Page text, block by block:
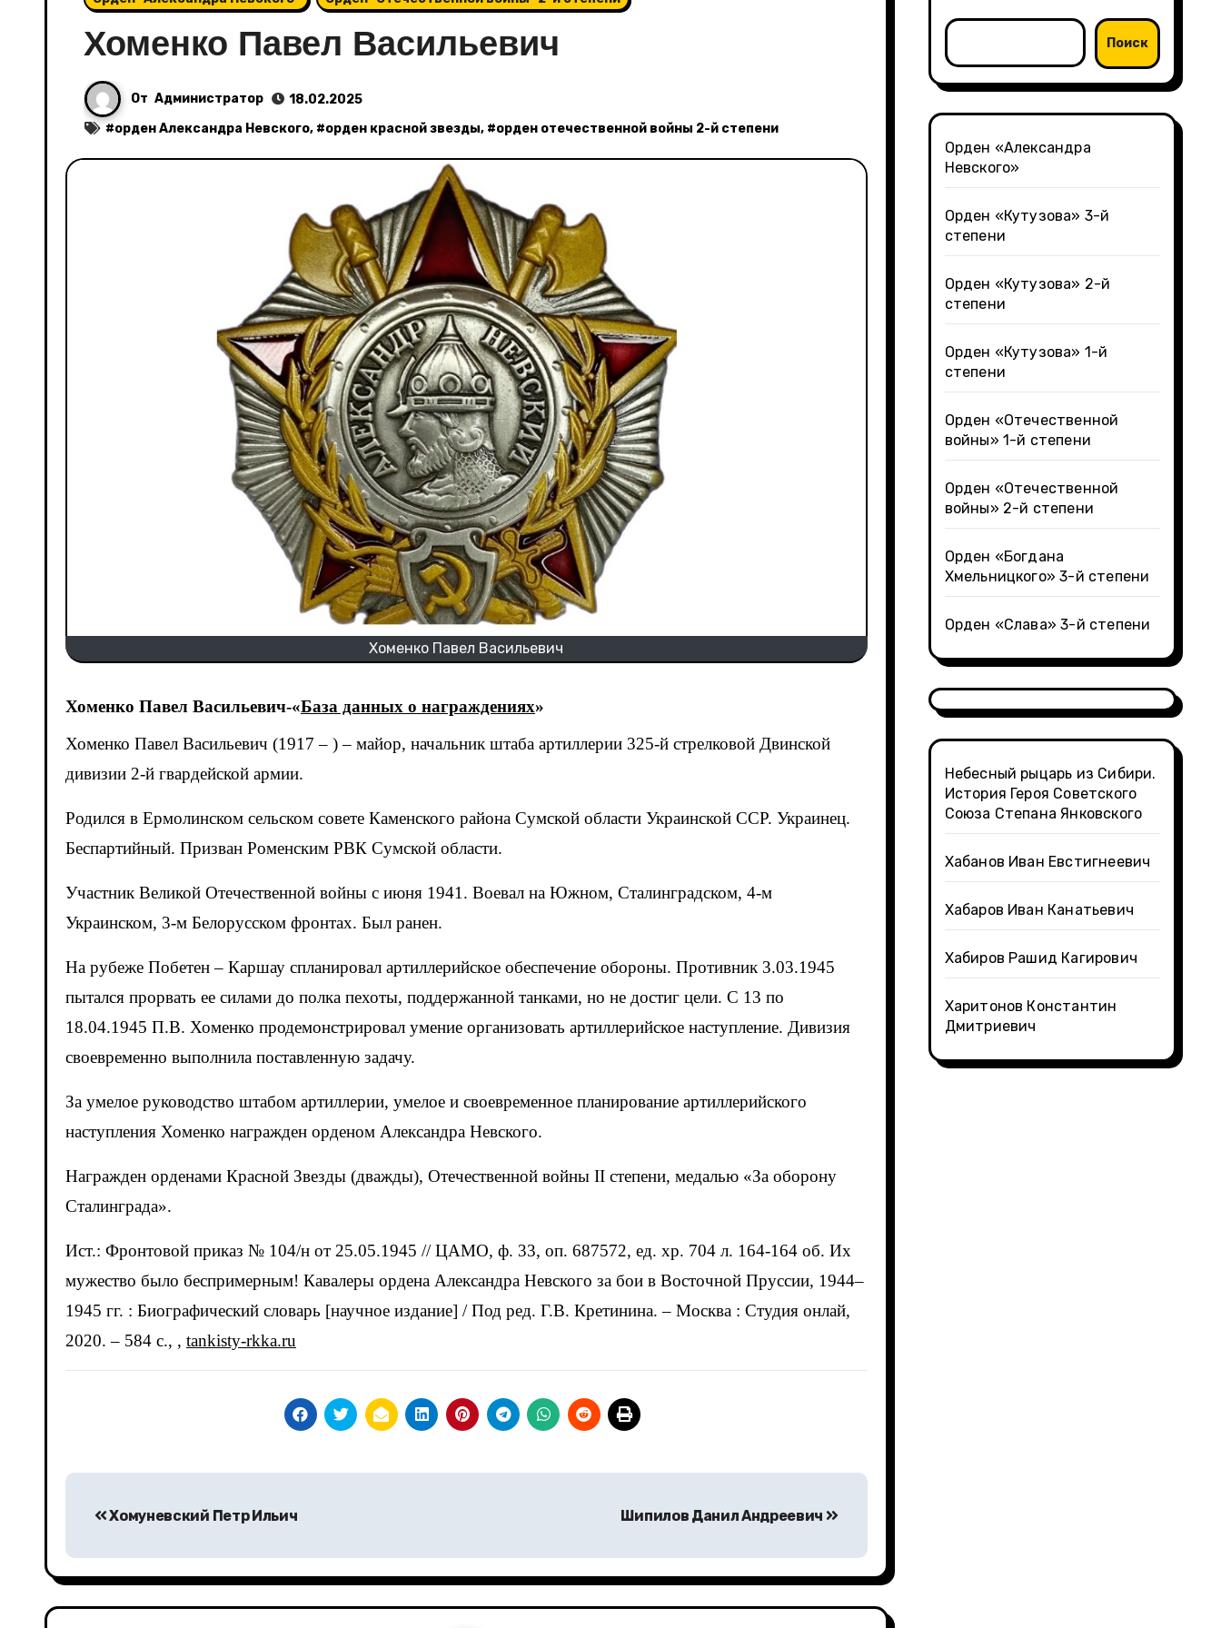
Хоменко Павел Васильевич
От Администратор
18.02.2025
#орден Александра Невского, #орден красной звезды, #орден отечественной войны 2-й степени
Хоменко Павел Васильевич
Хоменко Павел Васильевич-«База данных о награждениях»
Хоменко Павел Васильевич (1917 – ) – майор, начальник штаба артиллерии 325-й стрелковой Двинской
дивизии 2-й гвардейской армии.
Родился в Ермолинском сельском совете Каменского района Сумской области Украинской ССР. Украинец.
Беспартийный. Призван Роменским РВК Сумской области.
Участник Великой Отечественной войны с июня 1941. Воевал на Южном, Сталинградском, 4-м
Украинском, 3-м Белорусском фронтах. Был ранен.
На рубеже Побетен – Каршау спланировал артиллерийское обеспечение обороны. Противник 3.03.1945
пытался прорвать ее силами до полка пехоты, поддержанной танками, но не достиг цели. С 13 по
18.04.1945 П.В. Хоменко продемонстрировал умение организовать артиллерийское наступление. Дивизия
своевременно выполнила поставленную задачу.
За умелое руководство штабом артиллерии, умелое и своевременное планирование артиллерийского
наступления Хоменко награжден орденом Александра Невского.
Награжден орденами Красной Звезды (дважды), Отечественной войны II степени, медалью «За оборону
Сталинграда».
Ист.: Фронтовой приказ № 104/н от 25.05.1945 // ЦАМО, ф. 33, оп. 687572, ед. хр. 704 л. 164-164 об. Их
мужество было беспримерным! Кавалеры ордена Александра Невского за бои в Восточной Пруссии, 1944–
1945 гг. : Биографический словарь [научное издание] / Под ред. Г.В. Кретинина. – Москва : Студия онлай,
2020. – 584 c., , tankisty-rkka.ru
по
записям
Хомуневский Петр Ильич Шипилов Данил Андреевич
Поиск
Орден «Александра
Невского»
Орден «Кутузова» 3-й
степени
Орден «Кутузова» 2-й
степени
Орден «Кутузова» 1-й
степени
Орден «Отечественной
войны» 1-й степени
Орден «Отечественной
войны» 2-й степени
Орден «Богдана
Хмельницкого» 3-й степени
Орден «Слава» 3-й степени
Небесный рыцарь из Сибири.
История Героя Советского
Союза Степана Янковского
Хабанов Иван Евстигнеевич
Хабаров Иван Канатьевич
Хабиров Рашид Кагирович
Харитонов Константин
Дмитриевич